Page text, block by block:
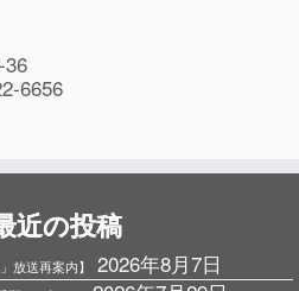
6656
近の投稿
放送再案内】 2026年8月7日